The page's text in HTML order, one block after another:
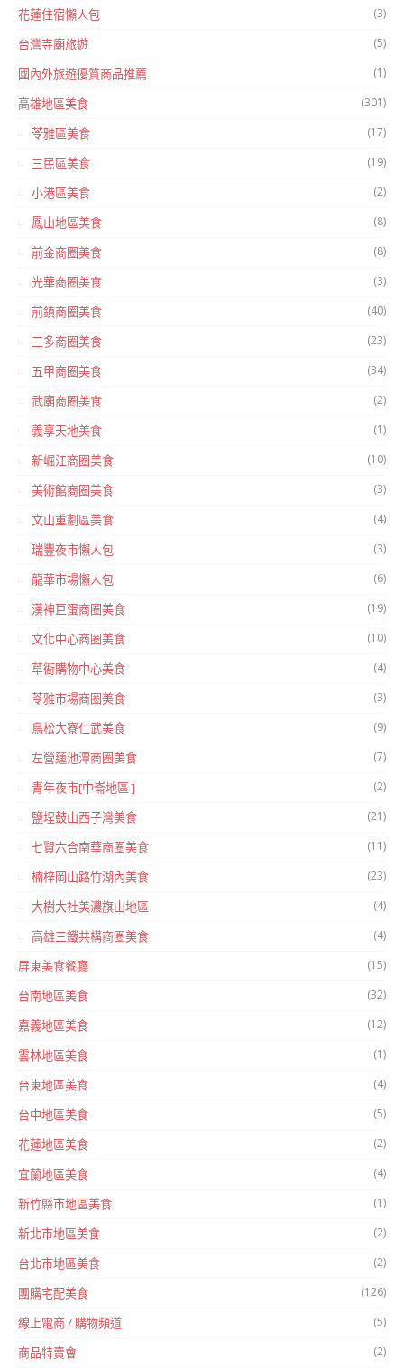
花蓮住宿懶人包 (3)
台灣寺廟旅遊 (5)
國內外旅遊優質商品推薦 (1)
高雄地區美食 (301)
苓雅區美食 (17)
三民區美食 (19)
小港區美食 (2)
鳳山地區美食 (8)
前金商圈美食 (8)
光華商圈美食 (3)
前鎮商圈美食 (40)
三多商圈美食 (23)
五甲商圈美食 (34)
武廟商圈美食 (2)
義享天地美食 (1)
新崛江商圈美食 (10)
美術館商圈美食 (3)
文山重劃區美食 (4)
瑞豐夜市懶人包 (3)
龍華市場懶人包 (6)
漢神巨蛋商圈美食 (19)
文化中心商圈美食 (10)
草衙購物中心美食 (4)
苓雅市場商圈美食 (3)
鳥松大寮仁武美食 (9)
左營蓮池潭商圈美食 (7)
青年夜市[中崙地區 ] (2)
鹽埕鼓山西子灣美食 (21)
七賢六合南華商圈美食 (11)
楠梓岡山路竹湖內美食 (23)
大樹大社美濃旗山地區 (4)
高雄三鐵共構商圈美食 (4)
屏東美食餐廳 (15)
台南地區美食 (32)
嘉義地區美食 (12)
雲林地區美食 (1)
台東地區美食 (4)
台中地區美食 (5)
花蓮地區美食 (2)
宜蘭地區美食 (4)
新竹縣市地區美食 (1)
新北市地區美食 (2)
台北市地區美食 (2)
團購宅配美食 (126)
線上電商 / 購物頻道 (5)
商品特賣會 (2)